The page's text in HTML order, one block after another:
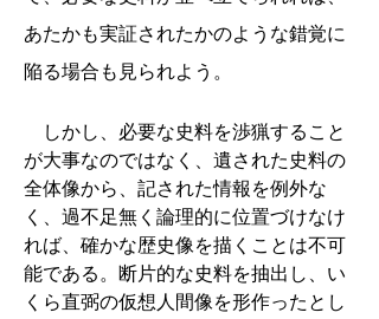
あたかも実証されたかのような錯覚に
陥る場合も見られよう。
しかし、必要な史料を渉猟すること
が大事なのではなく、遺された史料の
全体像から、記された情報を例外な
く、過不足無く論理的に位置づけなけ
れば、確かな歴史像を描くことは不可
能である。断片的な史料を抽出し、い
くら直弼の仮想人間像を形作ったとし